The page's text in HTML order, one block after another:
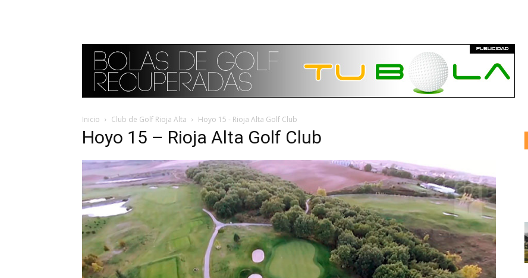
Inicio Club de Golf Rioja Alta Hoyo 15 - Rioja Alta Golf Club
Hoyo 15 – Rioja Alta Golf Club